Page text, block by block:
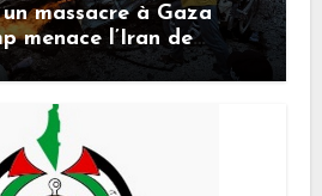
massacre à Gaza
menace l’Iran de